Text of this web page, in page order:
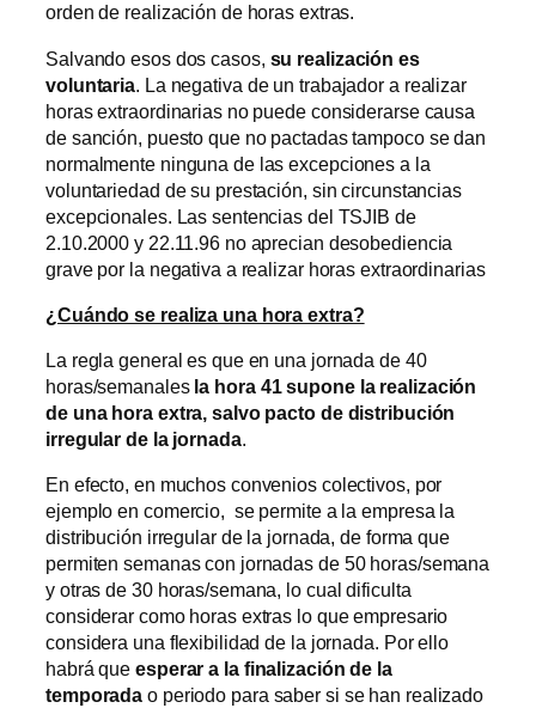
orden de realización de horas extras.
Salvando esos dos casos, su realización es
voluntaria. La negativa de un trabajador a realizar
horas extraordinarias no puede considerarse causa
de sanción, puesto que no pactadas tampoco se dan
normalmente ninguna de las excepciones a la
voluntariedad de su prestación, sin circunstancias
excepcionales. Las sentencias del TSJIB de
2.10.2000 y 22.11.96 no aprecian desobediencia
grave por la negativa a realizar horas extraordinarias
¿Cuándo se realiza una hora extra?
La regla general es que en una jornada de 40
horas/semanales la hora 41 supone la realización
de una hora extra, salvo pacto de distribución
irregular de la jornada.
En efecto, en muchos convenios colectivos, por
ejemplo en comercio, se permite a la empresa la
distribución irregular de la jornada, de forma que
permiten semanas con jornadas de 50 horas/semana
y otras de 30 horas/semana, lo cual dificulta
considerar como horas extras lo que empresario
considera una flexibilidad de la jornada. Por ello
habrá queesperar a la finalización de la
temporada o periodo para saber si se han realizado